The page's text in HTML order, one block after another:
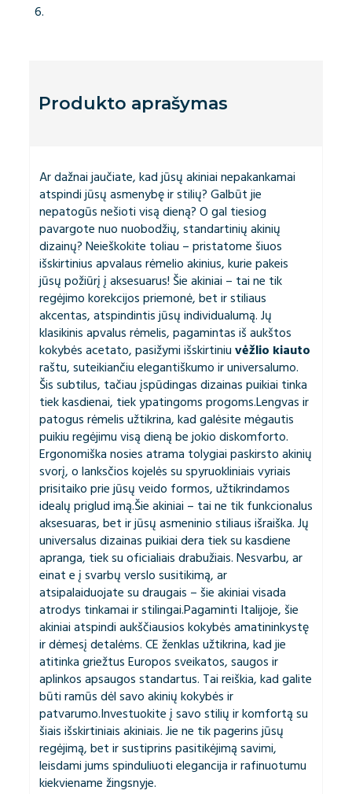
Produkto aprašymas
Ar dažnai jaučiate, kad jūsų akiniai nepakankamai
atspindi jūsų asmenybę ir stilių? Galbūt jie
nepatogūs nešioti visą dieną? O gal tiesiog
pavargote nuo nuobodžių, standartinių akinių
dizainų? Neieškokite toliau – pristatome šiuos
išskirtinius apvalaus rėmelio akinius, kurie pakeis
jūsų požiūrį į aksesuarus! Šie akiniai – tai ne tik
regėjimo korekcijos priemonė, bet ir stiliaus
akcentas, atspindintis jūsų individualumą. Jų
klasikinis apvalus rėmelis, pagamintas iš aukštos
kokybės acetato, pasižymi išskirtiniuvėžlio kiauto
raštu, suteikiančiu elegantiškumo ir universalumo.
Šis subtilus, tačiau įspūdingas dizainas puikiai tinka
tiek kasdienai, tiek ypatingoms progoms.Lengvas ir
patogus rėmelis užtikrina, kad galėsite mėgautis
puikiu regėjimu visą dieną be jokio diskomforto.
Ergonomiška nosies atrama tolygiai paskirsto akinių
svorį, o lanksčios kojelės su spyruokliniais vyriais
prisitaiko prie jūsų veido formos, užtikrindamos
idealų priglud imą.Šie akiniai – tai ne tik funkcionalus
aksesuaras, bet ir jūsų asmeninio stiliaus išraiška. Jų
universalus dizainas puikiai dera tiek su kasdiene
apranga, tiek su oficialiais drabužiais. Nesvarbu, ar
einat e į svarbų verslo susitikimą, ar
atsipalaiduojate su draugais – šie akiniai visada
atrodys tinkamai ir stilingai.Pagaminti Italijoje, šie
akiniai atspindi aukščiausios kokybės amatininkystę
ir dėmesį detalėms. CE ženklas užtikrina, kad jie
atitinka griežtus Europos sveikatos, saugos ir
aplinkos apsaugos standartus. Tai reiškia, kad galite
būti ramūs dėl savo akinių kokybės ir
patvarumo.Investuokite į savo stilių ir komfortą su
šiais išskirtiniais akiniais. Jie ne tik pagerins jūsų
regėjimą, bet ir sustiprins pasitikėjimą savimi,
leisdami jums spinduliuoti elegancija ir rafinuotumu
kiekviename žingsnyje.